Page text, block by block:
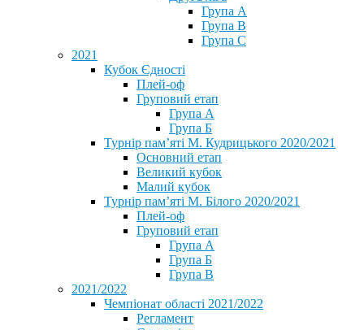
Група A
Група B
Група C
2021
Кубок Єдності
Плей-оф
Груповий етап
Група А
Група Б
Турнір пам’яті М. Кудрицького 2020/2021
Основний етап
Великий кубок
Малий кубок
Турнір пам’яті М. Білого 2020/2021
Плей-оф
Груповий етап
Група А
Група Б
Група В
2021/2022
Чемпіонат області 2021/2022
Регламент